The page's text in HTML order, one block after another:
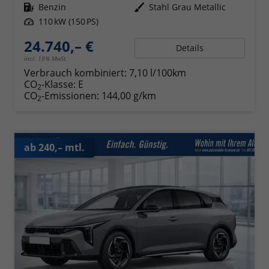
Kraftstoff Benzin Außenfarbe Stahl Grau Metallic
Leistung 110 kW (150 PS)
24.740,– €
incl. 19% MwSt.
Details
Verbrauch kombiniert: 7,10 l/100km
CO2-Klasse: E
CO2-Emissionen: 144,00 g/km
ab 240,– mtl.